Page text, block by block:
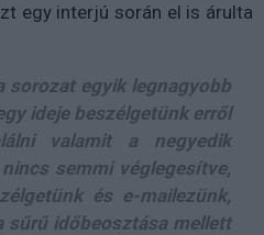
egy interjú során el is árulta
sorozat egyik legnagyobb
ideje beszélgetünk erről
valamit a negyedik
semmi véglegesítve,
és e-mailezünk,
sűrű időbeosztása mellett